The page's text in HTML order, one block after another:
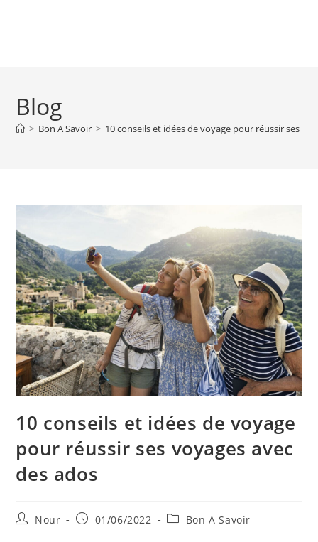
Blog
> Bon A Savoir > 10 conseils et idées de voyage pour réussir ses
10 conseils et idées de voyage
pour réussir ses voyages avec
des ados
Auteur/autrice
Nour
Publication
01/06/2022
PostBon A Savoir